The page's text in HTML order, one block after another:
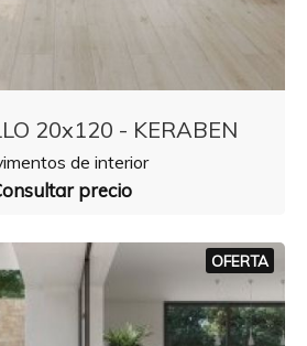
20x120 - KERABEN
de interior
precio
OFERTA